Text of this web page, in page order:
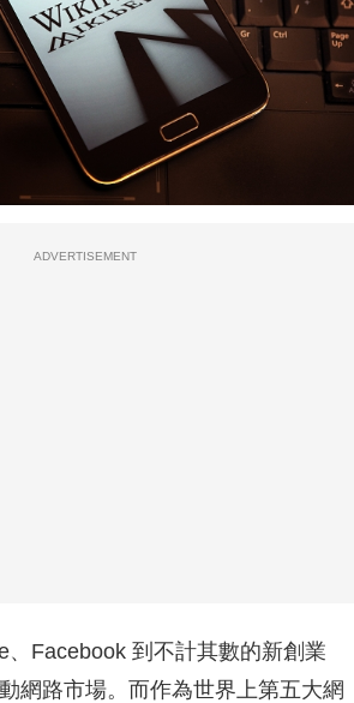
ADVERTISEMENT
、Facebook 到不計其數的新創業
網路市場。而作為世界上第五大網